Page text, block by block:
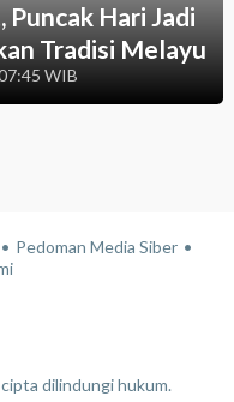
Hari Jadi
Tradisi Melayu
WIB
Pedoman Media Siber
dilindungi hukum.